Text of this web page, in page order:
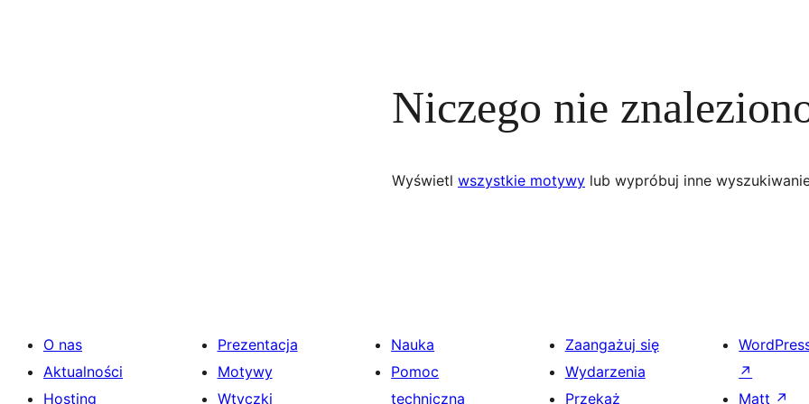
Niczego nie
Wyświetl wszystkie motywy lub wypróbuj inne
O nas
Aktualności
Hosting
Prezentacja
Motywy
Wtyczki
Nauka
Pomoc
techniczna
Zaangażuj się
Wydarzenia
Przekaż
↗
Matt ↗